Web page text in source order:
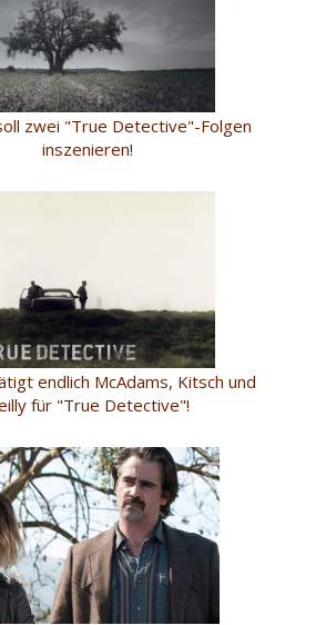
zwei "True Detective"-Folgen
inszenieren!
endlich McAdams, Kitsch und
für "True Detective"!